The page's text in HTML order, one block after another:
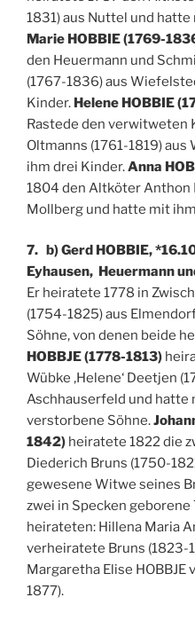
1831) aus Nuttel und
Marie HOBBIE (1769-
den Heuermann und
(1767-1836) aus
Kinder. Helene HOBBIE
Rastede den verwitweten
Oltmanns (1761-1819)
ihm drei Kinder.Anna
1804 den Altköter Anthon
Mollberg und hatte mit
7. b) Gerd HOBBIE,
Eyhausen, Heuermann
Er heiratete 1778 in
(1754-1825) aus
Söhne, von denen beide
HOBBJE (1778-1813)
Wübke ‚Helene‘ Deetjen
Aschhauserfeld und hatte
verstorbene Söhne.
1842) heiratete 1822 die
Diederich Bruns (1750-
gewesene Witwe seines
zwei in Specken geborene
heirateten: Hillena Maria
verheiratete Bruns (1823-
Margaretha Elise
1877).